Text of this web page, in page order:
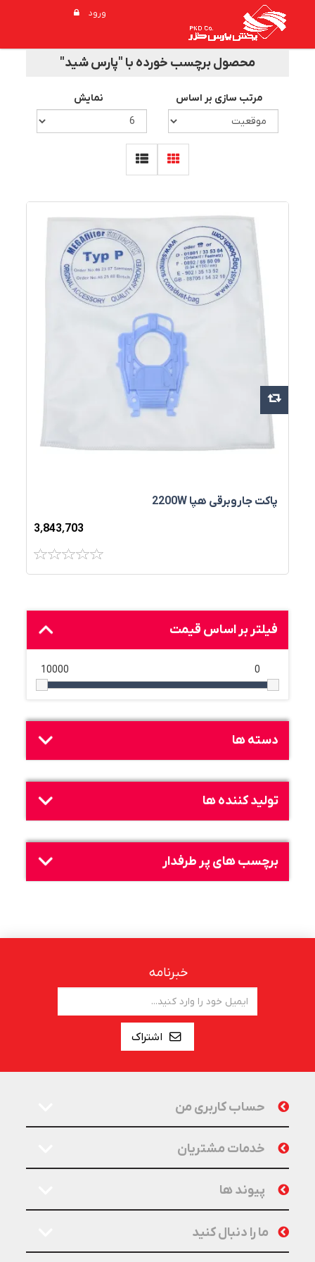
ورود
محصول برچسب خورده با "پارس شید"
مرتب سازی بر اساس نمایش
پاکت جاروبرقي هپا 2200W
3٬843٬703
فیلتر بر اساس قیمت
0
10000
دسته ها
تولید کننده ها
برچسب های پر طرفدار
خبرنامه
اشتراک
حساب کاربری من
خدمات مشتریان
پیوند ها
ما را دنبال کنید